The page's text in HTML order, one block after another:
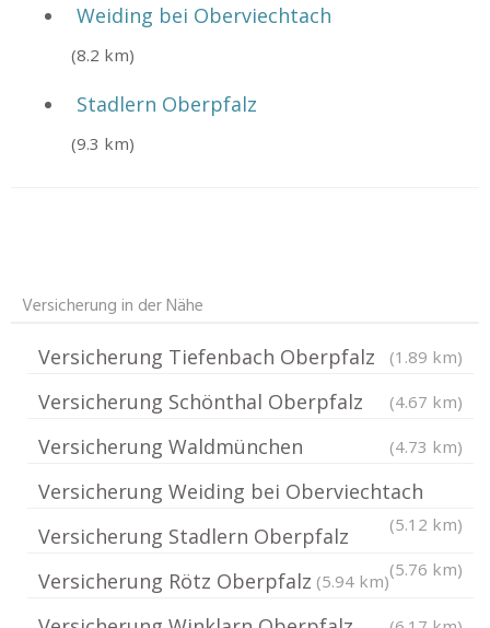
Weiding bei Oberviechtach
(8.2 km)
Stadlern Oberpfalz
(9.3 km)
Versicherung in der Nähe
Versicherung Tiefenbach Oberpfalz (1.89 km)
Versicherung Schönthal Oberpfalz (4.67 km)
Versicherung Waldmünchen (4.73 km)
Versicherung Weiding bei Oberviechtach
(5.12 km)
Versicherung Stadlern Oberpfalz
(5.76 km)
Versicherung Rötz Oberpfalz (5.94 km)